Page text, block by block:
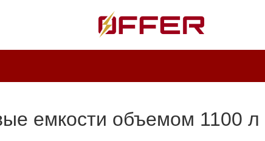
емкости объемом 1100 л